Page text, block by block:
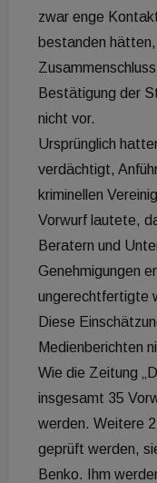
zwar enge
bestanden
Bestätigung der
nicht vor.
Ursprünglich
verdächtigt,
kriminellen
Vorwurf lautete,
Beratern und
Genehmigungen
ungerechtfertigte
Diese
Medienberichten
Wie die Zeitung
insgesamt 35
werden. Weitere
geprüft werden,
Benko. Ihm